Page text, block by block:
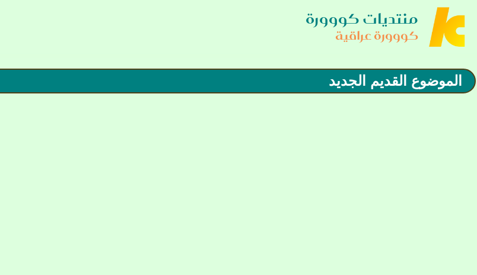
منتديات كووورة
كووورة عراقية
الموضوع القديم الجديد